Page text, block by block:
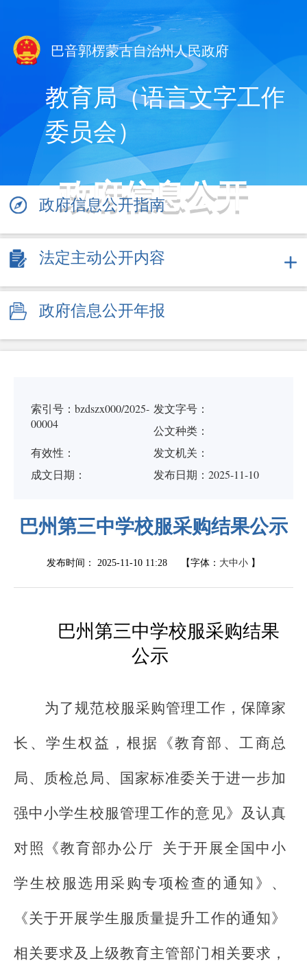
巴音郭楞蒙古自治州人民政府
教育局（语言文字工作
委员会）
政府信息公开
政府信息公开指南
法定主动公开内容
政府信息公开年报
索引号：bzdszx000/2025-
00004
发文字号：
公文种类：
有效性：
发文机关：
成文日期：
发布日期：2025-11-10
巴州第三中学校服采购结果公示
发布时间： 2025-11-10 11:28 【字体： 大中小 】
巴州第三中学校服采购结果
公示
为了规范校服采购管理工作，保障家
长、学生权益，根据《教育部、工商总
局、质检总局、国家标准委关于进一步加
强中小学生校服管理工作的意见》及 认真
对照《教育部办公厅 关于开展全国中小
学生校服选用采购专项检查的通知》、
《关于开展学生服质量提升工作的通知》
相关要求及 上级教育主管部门相关要求，